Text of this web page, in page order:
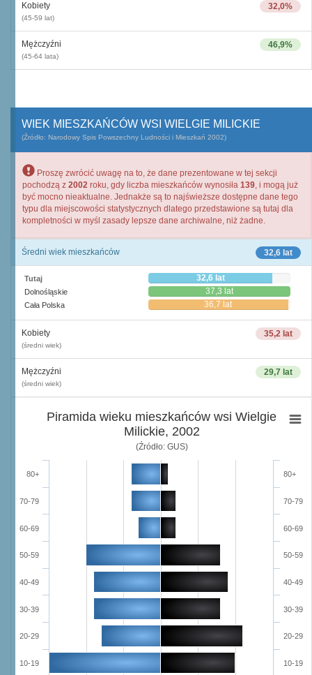
32,0%
Kobiety
(45-59 lat)
46,9%
Mężczyźni
(45-64 lata)
WIEK MIESZKAŃCÓW WSI WIELGIE MILICKIE
(Źródło: Narodowy Spis Powszechny Ludności i Mieszkań 2002)
Proszę zwrócić uwagę na to, że dane prezentowane w tej sekcji
pochodzą z 2002 roku, gdy liczba mieszkańców wynosiła 139, i mogą już
być mocno nieaktualne. Jednakże są to najświeższe dostępne dane tego
typu dla miejscowości statystycznych dlatego przedstawione są tutaj dla
kompletności w myśl zasady lepsze dane archiwalne, niż żadne.
32,6 lat
Średni wiek mieszkańców
Tutaj 32,6 lat
Dolnośląskie 37,3 lat
Cała Polska 36,7 lat
35,2 lat
Kobiety
(średni wiek)
29,7 lat
Mężczyźni
(średni wiek)
Piramida wieku mieszkańców wsi Wielgie
Milickie, 2002
(Źródło: GUS)
10-19
20-29
30-39
40-49
50-59
60-69
70-79
80+
10-19
20-29
30-39
40-49
50-59
60-69
70-79
80+